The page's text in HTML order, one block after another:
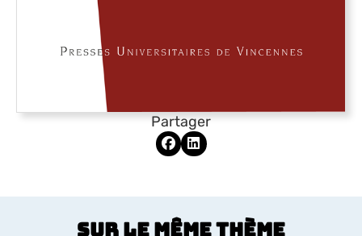
Partager
Sur le même thème